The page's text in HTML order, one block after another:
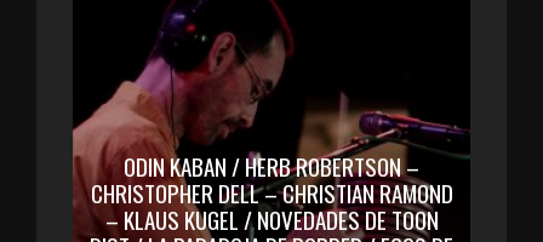
ODIN KABAN / HERB ROBERTSON –
CHRISTOPHER DELL – CHRISTIAN RAMOND
– KLAUS KUGEL / NOVEDADES DE TOON